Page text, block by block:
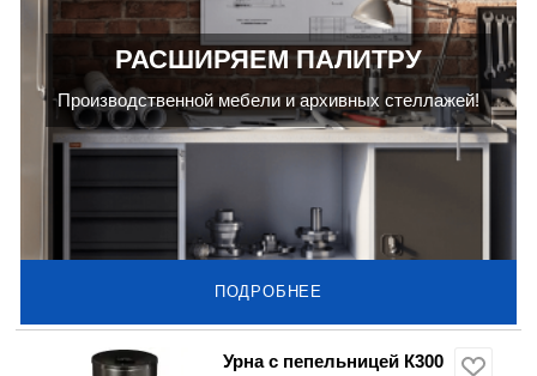
РАСШИРЯЕМ ПАЛИТРУ
Производственной мебели и архивных стеллажей!
ПОДРОБНЕЕ
Урна с пепельницей К300